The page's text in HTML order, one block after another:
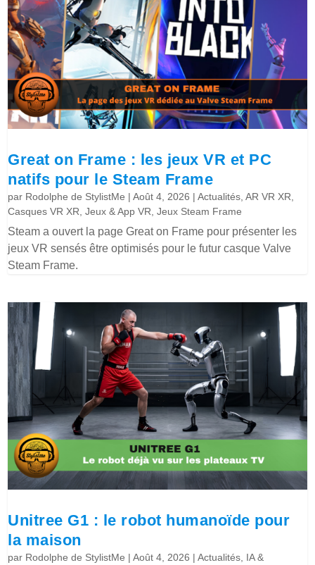
Great on Frame : les jeux VR et PC
natifs pour le Steam Frame
par Rodolphe de StylistMe |Août 4, 2026 |Actualités,AR VR XR,
Casques VR XR,Jeux & App VR,Jeux Steam Frame
Steam a ouvert la page Great on Frame pour présenter les
jeux VR sensés être optimisés pour le futur casque Valve
Steam Frame.
Unitree G1 : le robot humanoïde pour
la maison
par Rodolphe de StylistMe |Août 4, 2026 |Actualités, IA &